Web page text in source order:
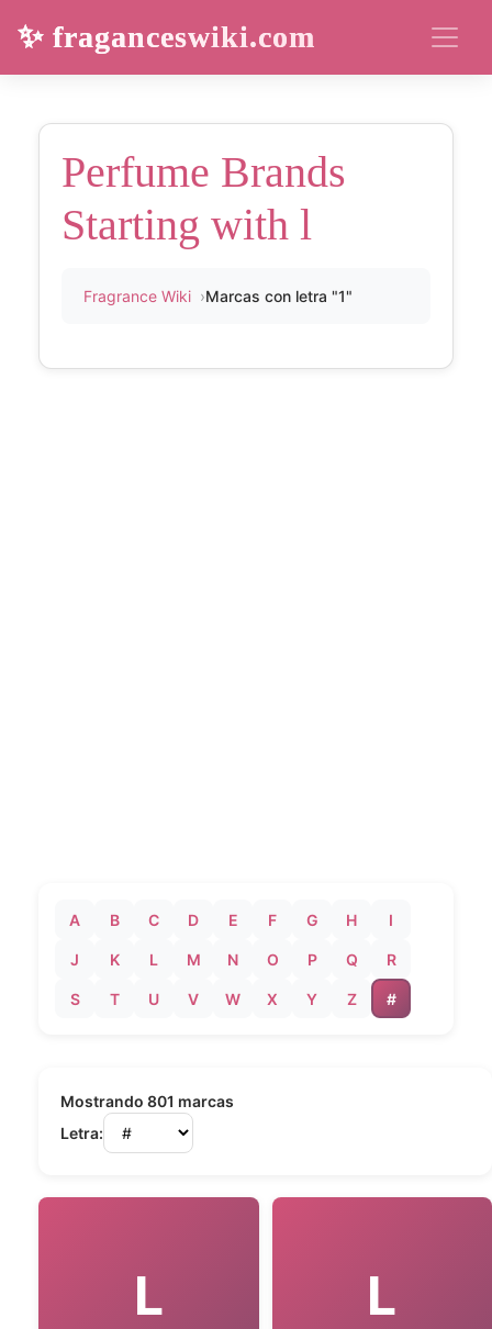
✨ fraganceswiki.com
Perfume Brands
Starting with l
Fragrance Wiki Marcas con letra "1"
A B C D E F G H I
J K L M N O P Q R
S T U V W X Y Z #
Mostrando 801 marcas
Letra:
L L